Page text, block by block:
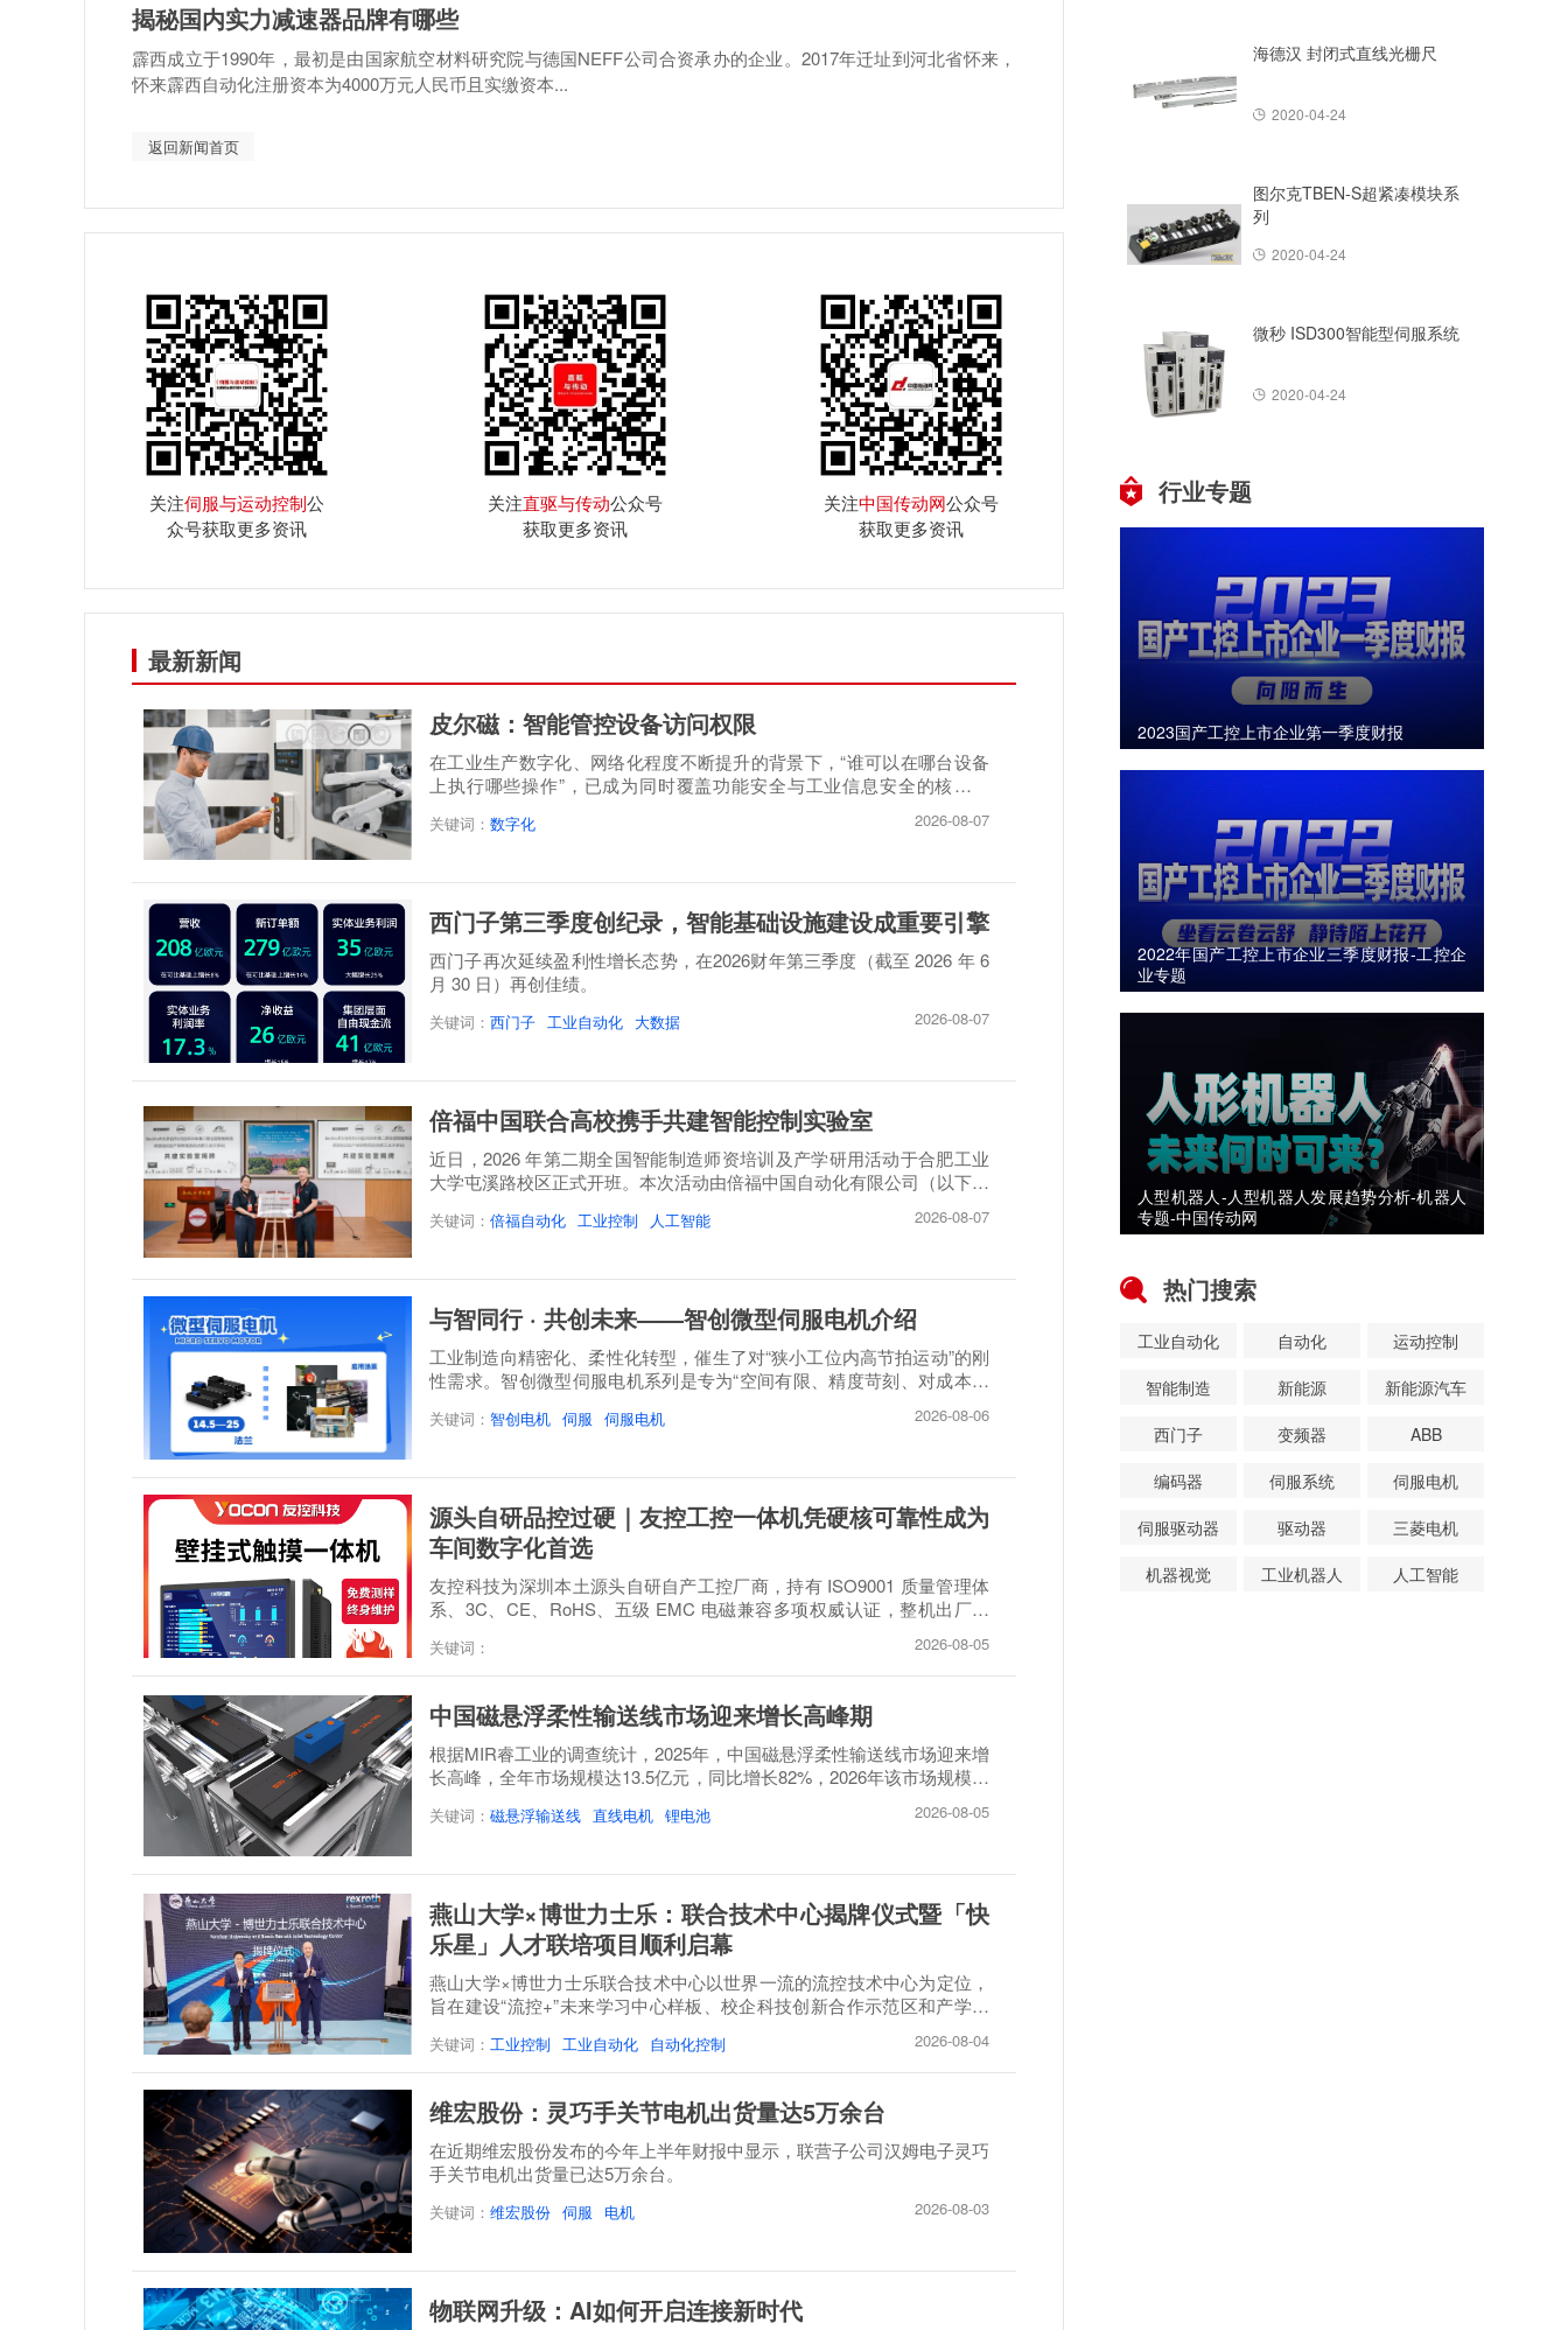
揭秘国内实力减速器品牌有哪些
霹西成立于1990年，最初是由国家航空材料研究院与德国NEFF公司合资承办的企业。2017年迁址到河北省怀来，
怀来霹西自动化注册资本为4000万元人民币且实缴资本...
返回新闻首页
关注伺服与运动控制公
众号获取更多资讯
关注直驱与传动公众号
获取更多资讯
关注中国传动网公众号
获取更多资讯
最新新闻
皮尔磁：智能管控设备访问权限
在工业生产数字化、网络化程度不断提升的背景下，“谁可以在哪台设备
上执行哪些操作”，已成为同时覆盖功能安全与工业信息安全的核心问
关键词： 数字化 2026-08-07
西门子第三季度创纪录，智能基础设施建设成重要引擎
西门子再次延续盈利性增长态势，在2026财年第三季度（截至 2026 年 6
月 30 日）再创佳绩。
关键词： 西门子 工业自动化 大数据 2026-08-07
倍福中国联合高校携手共建智能控制实验室
近日，2026 年第二期全国智能制造师资培训及产学研用活动于合肥工业
大学屯溪路校区正式开班。本次活动由倍福中国自动化有限公司（以下简
关键词： 倍福自动化 工业控制 人工智能 2026-08-07
与智同行 · 共创未来——智创微型伺服电机介绍
工业制造向精密化、柔性化转型，催生了对“狭小工位内高节拍运动”的刚
性需求。智创微型伺服电机系列是专为“空间有限、精度苛刻、对成本敏
关键词： 智创电机 伺服 伺服电机 2026-08-06
源头自研品控过硬｜友控工控一体机凭硬核可靠性成为
车间数字化首选
友控科技为深圳本土源头自研自产工控厂商，持有 ISO9001 质量管理体
系、3C、CE、RoHS、五级 EMC 电磁兼容多项权威认证，整机出厂必
关键词： 2026-08-05
中国磁悬浮柔性输送线市场迎来增长高峰期
根据MIR睿工业的调查统计，2025年，中国磁悬浮柔性输送线市场迎来增
长高峰，全年市场规模达13.5亿元，同比增长82%，2026年该市场规模将
关键词： 磁悬浮输送线 直线电机 锂电池 2026-08-05
燕山大学×博世力士乐：联合技术中心揭牌仪式暨「快
乐星」人才联培项目顺利启幕
燕山大学×博世力士乐联合技术中心以世界一流的流控技术中心为定位，
旨在建设“流控+”未来学习中心样板、校企科技创新合作示范区和产学研
关键词： 工业控制 工业自动化 自动化控制 2026-08-04
维宏股份：灵巧手关节电机出货量达5万余台
在近期维宏股份发布的今年上半年财报中显示，联营子公司汉姆电子灵巧
手关节电机出货量已达5万余台。
关键词： 维宏股份 伺服 电机 2026-08-03
物联网升级：AI如何开启连接新时代
海德汉 封闭式直线光栅尺
2020-04-24
图尔克TBEN-S超紧凑模块系
列
2020-04-24
微秒 ISD300智能型伺服系统
2020-04-24
行业专题
2023国产工控上市企业第一季度财报
2022年国产工控上市企业三季度财报-工控企
业专题
人型机器人-人型机器人发展趋势分析-机器人
专题-中国传动网
热门搜索
工业自动化 自动化
运动控制
智能制造
新能源
新能源汽车
西门子
变频器
ABB
编码器
伺服系统
伺服电机
伺服驱动器
驱动器
三菱电机
机器视觉
工业机器人 人工智能